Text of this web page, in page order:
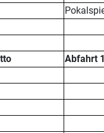
Abfahrt